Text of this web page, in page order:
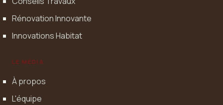
Rénovation Innovante
Innovations Habitat
LE MÉDIA
À propos
L'équipe